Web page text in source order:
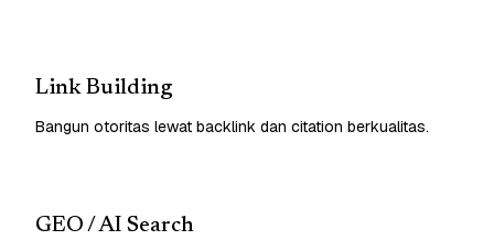
Link Building
Bangun otoritas lewat backlink dan citation berkualitas.
GEO / AI Search